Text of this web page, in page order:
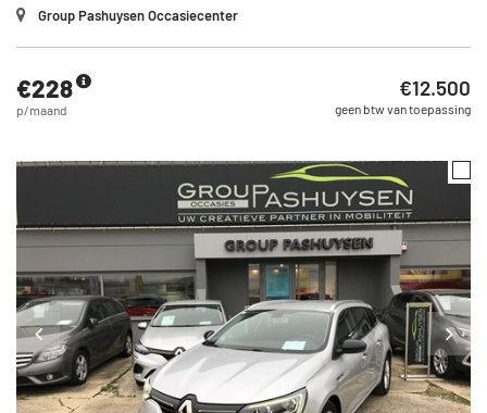
Group Pashuysen Occasiecenter
€228
p/maand
€12.500
geen btw van toepassing